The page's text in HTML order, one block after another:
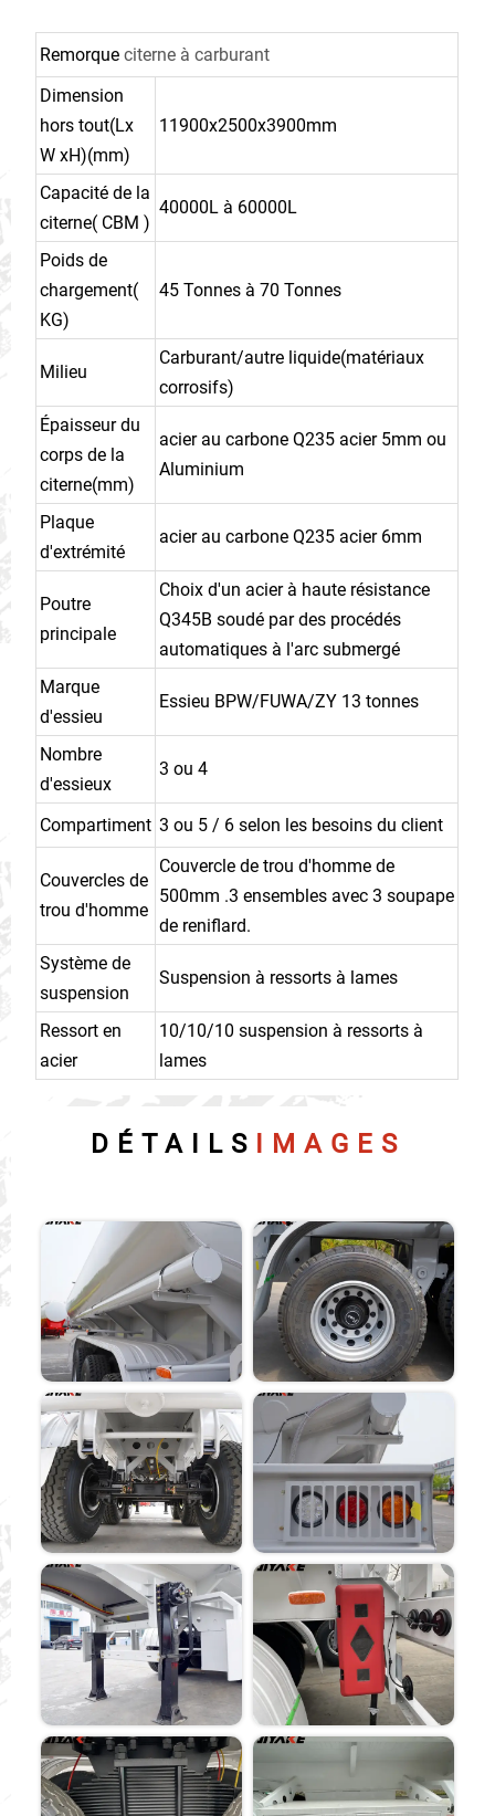
Remorqueciterne à carburant
Dimension
hors tout(Lx
W xH)(mm)
11900x2500x3900mm
Capacité de la
citerne( CBM )
40000L à 60000L
Poids de
chargement(
KG)
45 Tonnes à 70 Tonnes
Milieu
Carburant/autre liquide(matériaux
corrosifs)
Épaisseur du
corps de la
citerne(mm)
acier au carbone Q235 acier 5mm ou
Aluminium
Plaque
d'extrémité
acier au carbone Q235 acier 6mm
Poutre
principale
Choix d'un acier à haute résistance
Q345B soudé par des procédés
automatiques à l'arc submergé
Marque
d'essieu
Essieu BPW/FUWA/ZY 13 tonnes
Nombre
d'essieux
3 ou 4
Compartiment 3 ou 5 / 6 selon les besoins du client
Couvercles de
trou d'homme
Couvercle de trou d'homme de
500mm .3 ensembles avec 3 soupape
de reniflard.
Système de
suspension
Suspension à ressorts à lames
Ressort en
acier
10/10/10 suspension à ressorts à
lames
DÉTAILS IMAGES